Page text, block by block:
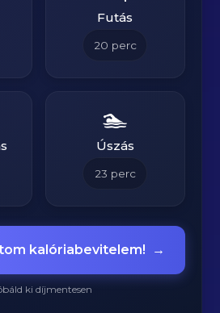
Futás
20 perc
🏊
Úszás
23 perc
kalóriabevitelem! →
ki díjmentesen